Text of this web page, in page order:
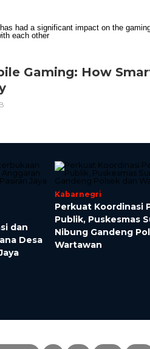
Gaming: How
dan
Desa
Kabarnegri
Perkuat Koordinasi
Publik, Puskesmas
Nibung Gandeng
Wartawan